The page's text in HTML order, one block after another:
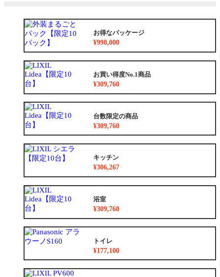
お得なパッケージ
¥998,000
お買い得度No.1商品
¥309,760
台数限定の商品
¥309,760
キッチン
¥306,267
浴室
¥309,760
トイレ
¥177,100